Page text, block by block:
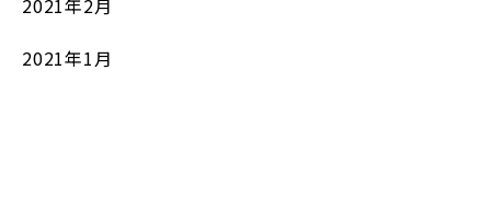
2021年2月
2021年1月